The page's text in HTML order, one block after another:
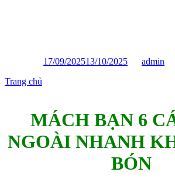
17/09/202513/10/2025
admin
Trang chủ
MÁCH BẠN 6
NGOÀI NHANH
BÓN